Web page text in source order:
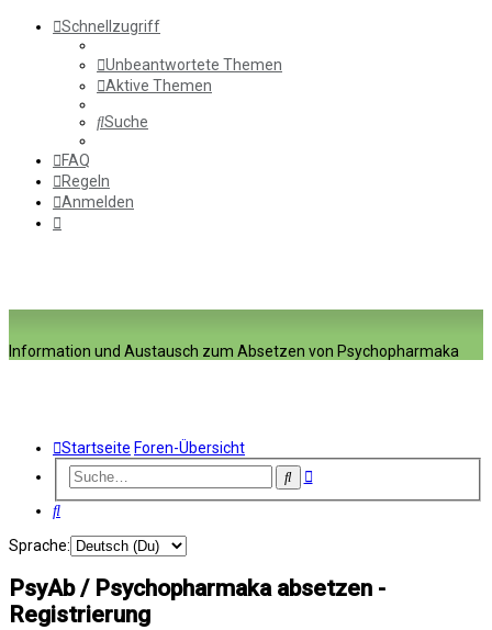
Schnellzugriff
Unbeantwortete Themen
Aktive Themen
Suche
FAQ
Regeln
Anmelden
Information und Austausch zum Absetzen von Psychopharmaka
Startseite Foren-Übersicht
SucheErweiterte
Suche
Sprache:
PsyAb / Psychopharmaka absetzen -
Registrierung